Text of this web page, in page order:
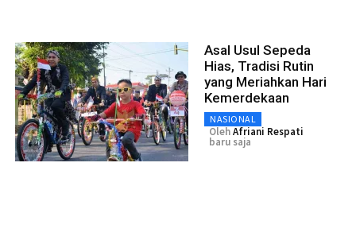
Asal Usul Sepeda
Hias, Tradisi Rutin
yang Meriahkan Hari
Kemerdekaan
NASIONAL
OlehAfriani Respati
baru saja